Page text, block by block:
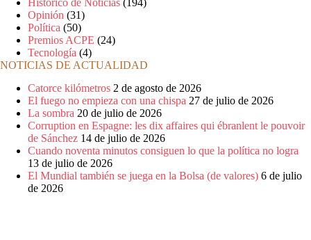
Histórico de Noticias (194)
Opinión (31)
Política (50)
Premios ACPE (24)
Tecnología (4)
NOTICIAS DE ACTUALIDAD
Catorce kilómetros 2 de agosto de 2026
El fuego no empieza con una chispa 27 de julio de 2026
La sombra 20 de julio de 2026
Corruption en Espagne: les dix affaires qui ébranlent le pouvoir
de Sánchez 14 de julio de 2026
Cuando noventa minutos consiguen lo que la política no logra
13 de julio de 2026
El Mundial también se juega en la Bolsa (de valores) 6 de julio
de 2026